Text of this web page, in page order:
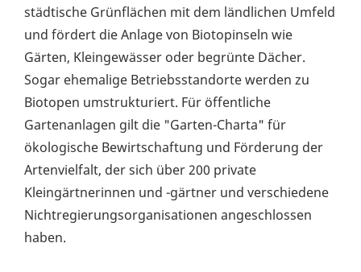
städtische Grünflächen mit dem ländlichen Umfeld
und fördert die Anlage von Biotopinseln wie
Gärten, Kleingewässer oder begrünte Dächer.
Sogar ehemalige Betriebsstandorte werden zu
Biotopen umstrukturiert. Für öffentliche
Gartenanlagen gilt die "Garten-Charta" für
ökologische Bewirtschaftung und Förderung der
Artenvielfalt, der sich über 200 private
Kleingärtnerinnen und -gärtner und verschiedene
Nichtregierungsorganisationen angeschlossen
haben.